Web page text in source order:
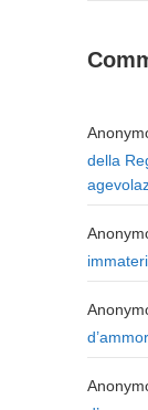
della